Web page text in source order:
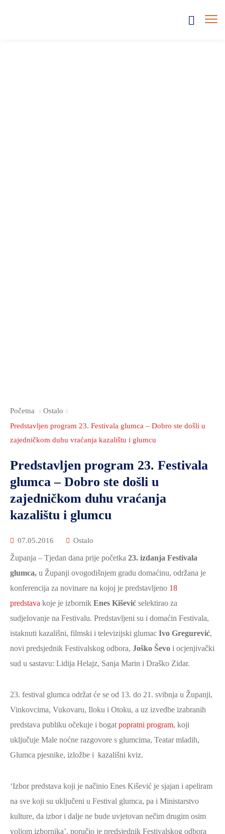
Početna
Ostalo
Predstavljen program 23. Festivala glumca – Dobro ste došli u
zajedničkom duhu vraćanja kazalištu i glumcu
Predstavljen program 23. Festivala
glumca – Dobro ste došli u
zajedničkom duhu vraćanja
kazalištu i glumcu
07.05.2016 Ostalo
Županja – Tjedan dana prije početka 23. izdanja Festivala
glumca, u Županji ovogodišnjem gradu domaćinu, održana je
konferencija za novinare na kojoj je predstavljeno 18
predstava koje je izbornik Enes Kišević selektirao za
sudjelovanje na Festivalu. Predstavljeni su i domaćin Festivala,
istaknuti kazališni, filmski i televizijski glumac Ivo Gregurević,
novi predsjednik Festivalskog odbora, Joško Ševo i ocjenjivački
sud u sastavu: Lidija Helajz, Sanja Marin i Draško Zidar.
23. festival glumca održat će se od 13. do 21. svibnja u Županji,
Vinkovcima, Vukovaru, Iloku i Otoku, a uz izvedbe izabranih
predstava publiku očekuje i bogat popratni program, koji
uključuje Male noćne razgovore s glumcima, Teatar mladih,
Glumca pjesnike, izložbe i kazališni kviz.
‘Izbor predstava koji je načinio Enes Kišević je sjajan i apeliram
na sve koji su uključeni u Festival glumca, pa i Ministarstvo
kulture, da izbor i dalje ne bude uvjetovan nečim drugim osim
voljom izbornika’, poručio je predsjednik Festivalskog odbora